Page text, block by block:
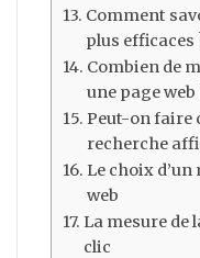
Comment
plus efficaces
Combien de
une page web
Peut-on faire
recherche
Le choix
web
La mesure de
clic